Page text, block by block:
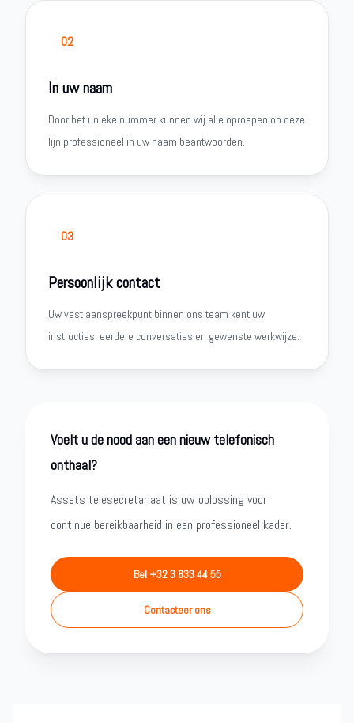
02
In uw naam
Door het unieke nummer kunnen wij alle oproepen op deze
lijn professioneel in uw naam beantwoorden.
03
Persoonlijk contact
Uw vast aanspreekpunt binnen ons team kent uw
instructies, eerdere conversaties en gewenste werkwijze.
Voelt u de nood aan een nieuw telefonisch
onthaal?
Assets telesecretariaat is uw oplossing voor
continue bereikbaarheid in een professioneel kader.
Bel +32 3 633 44 55
Contacteer ons